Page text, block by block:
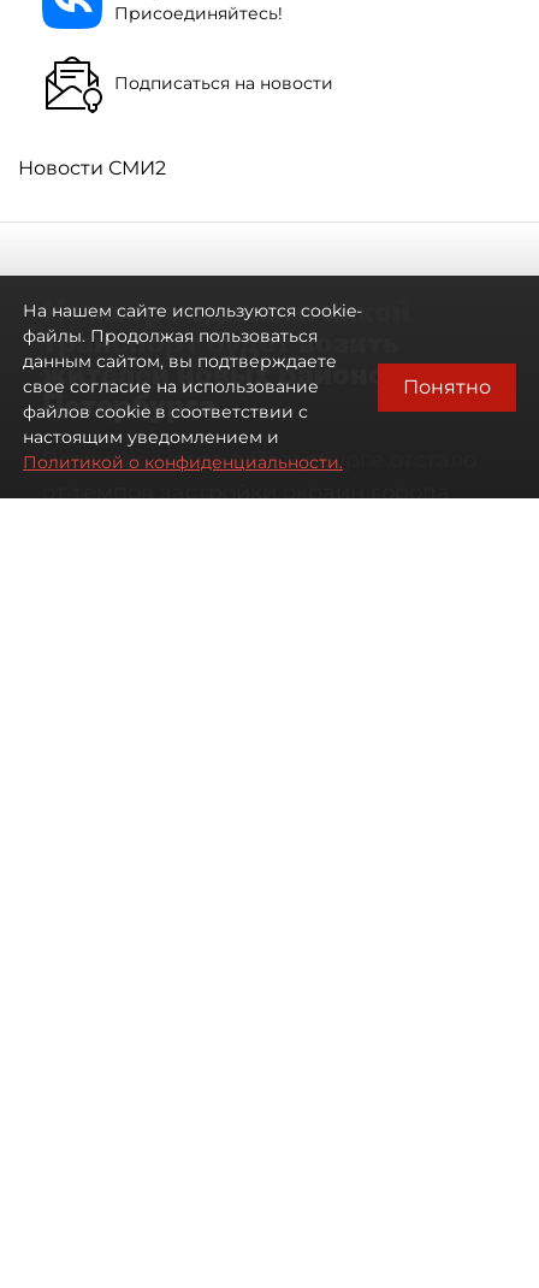
Присоединяйтесь!
Подписаться на новости
Новости СМИ2
Не метро единым: какой
транспорт будет возить
жителей новых районов
Петербурга
Развитие метро в Петербурге отстало
от темпов застройки окраин города
На нашем сайте используются cookie-
файлы. Продолжая пользоваться
данным сайтом, вы подтверждаете
свое согласие на использование
файлов cookie в соответствии с
настоящим уведомлением и
Политикой о конфиденциальности.
Понятно